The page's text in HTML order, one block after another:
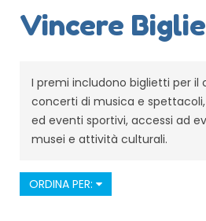
Vincere
I premi includono biglietti per il
concerti di musica e
ed eventi sportivi, accessi ad
musei e attività culturali.
ORDINA PER: